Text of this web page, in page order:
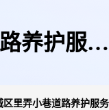
养护服务
区里弄小巷道路养护服